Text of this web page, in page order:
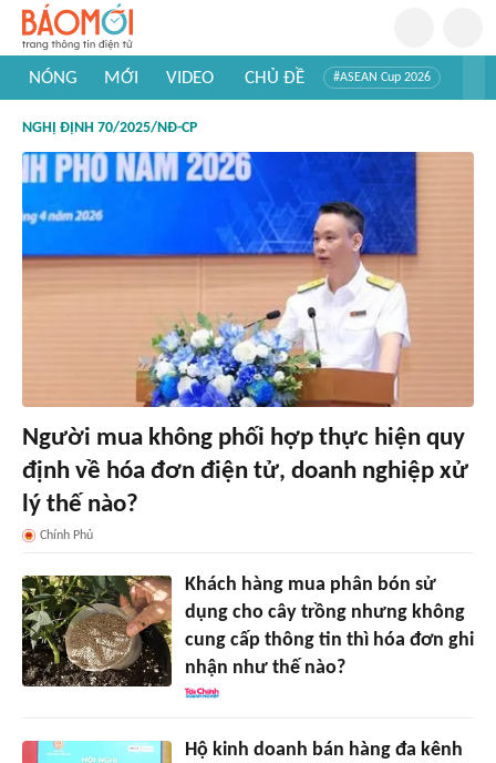
NÓNG MỚI VIDEO CHỦ ĐỀ #ASEAN Cup 2026
#Khám phá thế giới
NGHỊ ĐỊNH 70/2025/NĐ-CP
Người mua không phối hợp thực hiện quy
định về hóa đơn điện tử, doanh nghiệp xử
lý thế nào?
Chính Phủ
Khách hàng mua phân bón sử
dụng cho cây trồng nhưng không
cung cấp thông tin thì hóa đơn ghi
nhận như thế nào?
Hộ kinh doanh bán hàng đa kênh